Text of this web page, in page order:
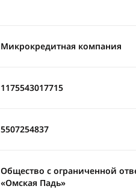
Микрокредитная компания
1175543017715
5507254837
Общество с ограниченной
«Омская Падь»